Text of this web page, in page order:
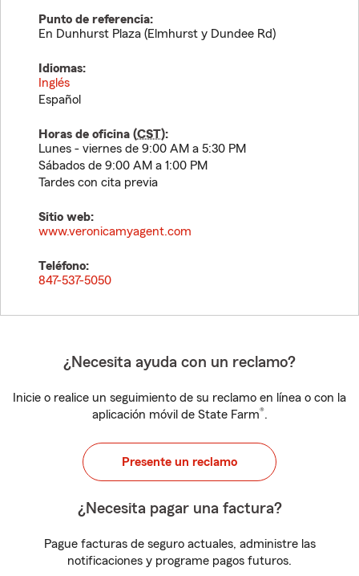
Punto de referencia:
En Dunhurst Plaza (Elmhurst y Dundee Rd)
Idiomas:
Inglés
Español
Horas de oficina (CST):
Lunes - viernes de 9:00 AM a 5:30 PM
Sábados de 9:00 AM a 1:00 PM
Tardes con cita previa
Sitio web:
www.veronicamyagent.com
Teléfono:
847-537-5050
¿Necesita ayuda con un reclamo?
Inicie o realice un seguimiento de su reclamo en línea o con la
aplicación móvil de State Farm®.
Presente un reclamo
¿Necesita pagar una factura?
Pague facturas de seguro actuales, administre las
notificaciones y programe pagos futuros.